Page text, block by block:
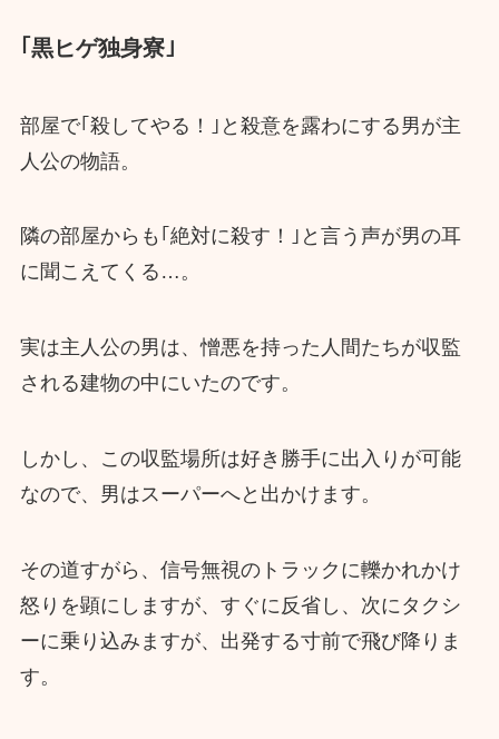
｢黒ヒゲ独身寮｣
部屋で｢殺してやる！｣と殺意を露わにする男が主
人公の物語。
隣の部屋からも｢絶対に殺す！｣と言う声が男の耳
に聞こえてくる…。
実は主人公の男は、憎悪を持った人間たちが収監
される建物の中にいたのです。
しかし、この収監場所は好き勝手に出入りが可能
なので、男はスーパーへと出かけます。
その道すがら、信号無視のトラックに轢かれかけ
怒りを顕にしますが、すぐに反省し、次にタクシ
ーに乗り込みますが、出発する寸前で飛び降りま
す。